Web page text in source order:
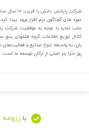
حوزه های گوناگون نرم افزار ورود پیدا
جلب نماید.با توجه به موفقیت شرکت
بارز، به واسطه تنوع صنایع و فعالیت‌های
روز دنیا جز اصلی از ارکان توسعه ما است.
با